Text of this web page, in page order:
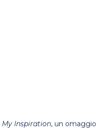
My Inspiration, un omaggio